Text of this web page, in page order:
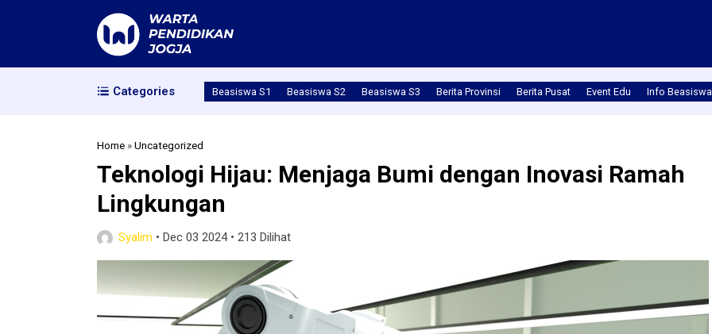
Categories Beasiswa S1 Beasiswa S2 Beasiswa S3 Berita Provinsi Berita Pusat Event Edu Info Beasiswa
Home »Uncategorized
Teknologi Hijau: Menjaga Bumi dengan Inovasi Ramah
Lingkungan
Syalim • Dec 03 2024• 213 Dilihat